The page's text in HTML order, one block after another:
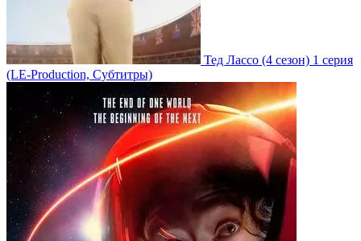
Тед Лассо (4 сезон) 1 серия
(LE-Production, Субтитры)